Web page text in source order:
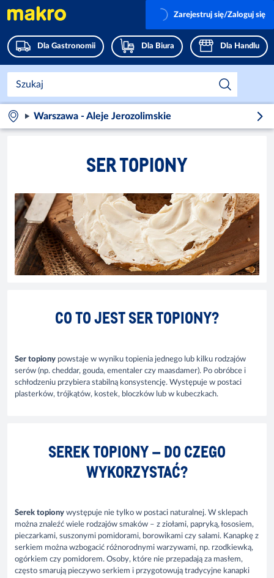
Dla Gastronomii Dla Biura Dla Handlu
Zarejestruj się/Zaloguj się
Warszawa - Aleje Jerozolimskie
SER TOPIONY
CO TO JEST SER TOPIONY?
Ser topiony powstaje w wyniku topienia jednego lub kilku rodzajów
serów (np. cheddar, gouda, ementaler czy maasdamer). Po obróbce i
schłodzeniu przybiera stabilną konsystencję. Występuje w postaci
plasterków, trójkątów, kostek, bloczków lub w kubeczkach.
SEREK TOPIONY – DO CZEGO
WYKORZYSTAĆ?
Serek topiony występuje nie tylko w postaci naturalnej. W sklepach
można znaleźć wiele rodzajów smaków – z ziołami, papryką, łososiem,
pieczarkami, suszonymi pomidorami, borowikami czy salami. Kanapkę z
serkiem można wzbogacić różnorodnymi warzywami, np. rzodkiewką,
ogórkiem czy pomidorem. Osoby, które nie przepadają za masłem,
często smarują pieczywo serkiem i przygotowują tradycyjne kanapki